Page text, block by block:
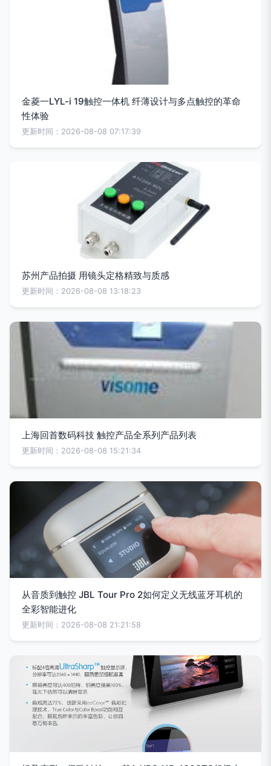
金菱一LYL-i 19触控一体机 纤薄设计与多点触控的革命
性体验
更新时间：2026-08-08 07:17:39
苏州产品拍摄 用镜头定格精致与质感
更新时间：2026-08-08 13:18:23
上海回首数码科技 触控产品全系列产品列表
更新时间：2026-08-08 15:21:34
从音质到触控 JBL Tour Pro 2如何定义无线蓝牙耳机的
全彩智能进化
更新时间：2026-08-08 21:21:58